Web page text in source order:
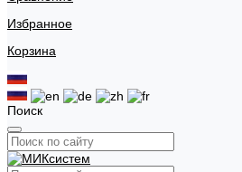
Избранное
Корзина
Поиск